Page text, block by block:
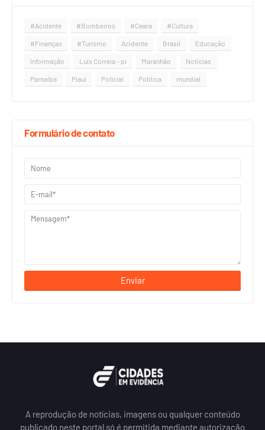
#Acidente #Bombeiros #Ceará #Cultura
#Finanças #Turismo Acidente Brasil Educação
Informação Luís Correia - pi Maranhão Notícias
Parnaíba Piauí Policial Política mundial
Formulário de contato
A reprodução de notícias, imagens ou qualquer conteúdo
publicado neste portal só é permitida mediante autorização